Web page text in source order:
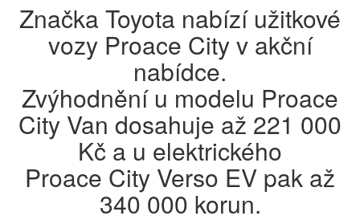
Značka Toyota nabízí užitkové
vozy Proace City v akční
nabídce.
Zvýhodnění u modelu Proace
City Van dosahuje až 221 000
Kč a u elektrického
Proace City Verso EV pak až
340 000 korun.